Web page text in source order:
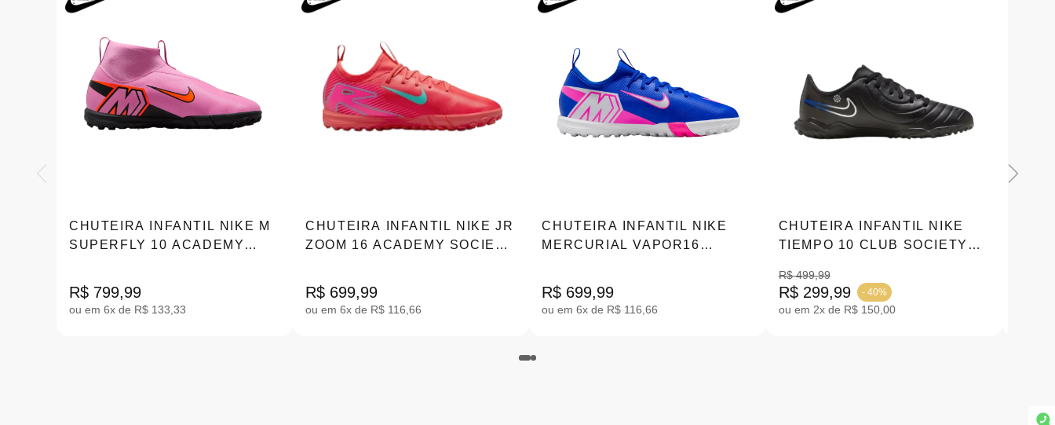
CHUTEIRA INFANTIL NIKE M
SUPERFLY 10 ACADEMY
FQ8310-800
R$ 799,99
ou em 6x de R$ 133,33
CHUTEIRA INFANTIL NIKE JR
ZOOM 16 ACADEMY SOCIETY
R$ 699,99
ou em 6x de R$ 116,66
CHUTEIRA INFANTIL NIKE
MERCURIAL VAPOR16
R$ 699,99
ou em 6x de R$ 116,66
CHUTEIRA INFANTIL NIKE
TIEMPO 10 CLUB SOCIETY
R$ 499,99
R$ 299,99 - 40%
ou em 2x de R$ 150,00